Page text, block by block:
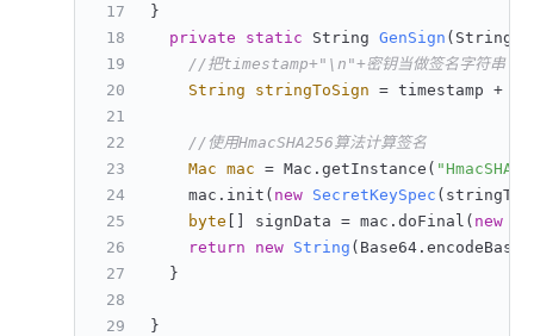
}
private
static String GenSign (String
//把timestamp+"\n"+密钥当做签名字符串
String
stringToSign = timestamp +
//使用HmacSHA256算法计算签名
Mac mac = Mac.getInstance(
    mac.init(
new SecretKeySpec
byte [] signData = mac.doFinal( new
return
new String
  }
}